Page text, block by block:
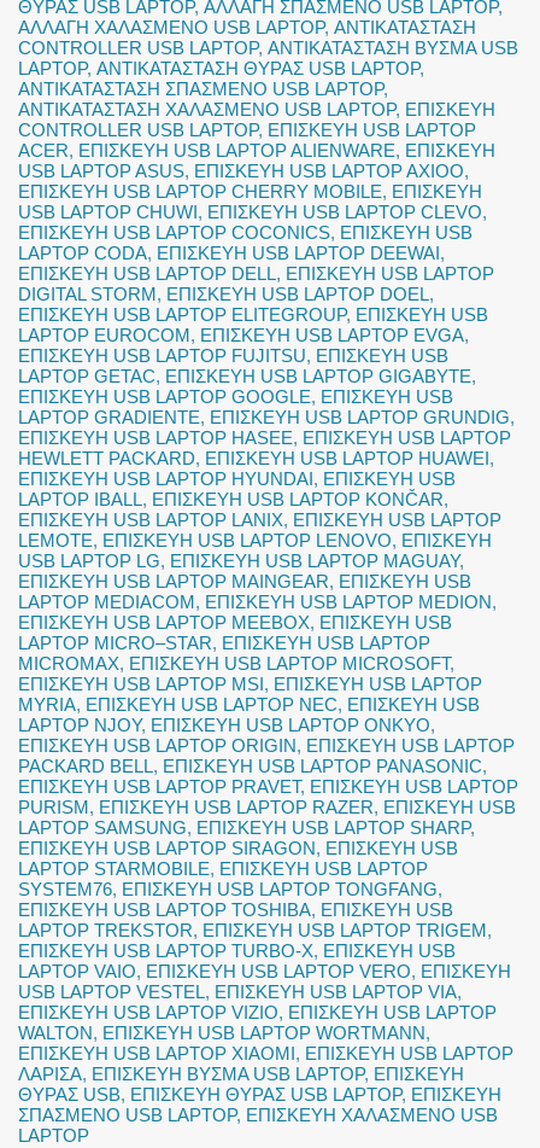
ΘΥΡΑΣ USB LAPTOP,ΑΛΛΑΓΗ ΣΠΑΣΜΕΝΟ USB LAPTOP,
ΑΛΛΑΓΗ ΧΑΛΑΣΜΕΝΟ USB LAPTOP,ΑΝΤΙΚΑΤΑΣΤΑΣΗ
CONTROLLER USB LAPTOP,ΑΝΤΙΚΑΤΑΣΤΑΣΗ ΒΥΣΜΑ USB
LAPTOP,ΑΝΤΙΚΑΤΑΣΤΑΣΗ ΘΥΡΑΣ USB LAPTOP,
ΑΝΤΙΚΑΤΑΣΤΑΣΗ ΣΠΑΣΜΕΝΟ USB LAPTOP,
ΑΝΤΙΚΑΤΑΣΤΑΣΗ ΧΑΛΑΣΜΕΝΟ USB LAPTOP, ΕΠΙΣΚΕΥΗ
CONTROLLER USB LAPTOP, ΕΠΙΣΚΕΥΗ USB LAPTOP
ACER, ΕΠΙΣΚΕΥΗ USB LAPTOP ALIENWARE, ΕΠΙΣΚΕΥΗ
USB LAPTOP ASUS, ΕΠΙΣΚΕΥΗ USB LAPTOP AXIOO,
ΕΠΙΣΚΕΥΗ USB LAPTOP CHERRY MOBILE, ΕΠΙΣΚΕΥΗ
USB LAPTOP CHUWI, ΕΠΙΣΚΕΥΗ USB LAPTOP CLEVO,
ΕΠΙΣΚΕΥΗ USB LAPTOP COCONICS, ΕΠΙΣΚΕΥΗ USB
LAPTOP CODA, ΕΠΙΣΚΕΥΗ USB LAPTOP DEEWAI,
ΕΠΙΣΚΕΥΗ USB LAPTOP DELL, ΕΠΙΣΚΕΥΗ USB LAPTOP
DIGITAL STORM, ΕΠΙΣΚΕΥΗ USB LAPTOP DOEL,
ΕΠΙΣΚΕΥΗ USB LAPTOP ELITEGROUP, ΕΠΙΣΚΕΥΗ USB
LAPTOP EUROCOM, ΕΠΙΣΚΕΥΗ USB LAPTOP EVGA,
ΕΠΙΣΚΕΥΗ USB LAPTOP FUJITSU, ΕΠΙΣΚΕΥΗ USB
LAPTOP GETAC, ΕΠΙΣΚΕΥΗ USB LAPTOP GIGABYTE,
ΕΠΙΣΚΕΥΗ USB LAPTOP GOOGLE, ΕΠΙΣΚΕΥΗ USB
LAPTOP GRADIENTE, ΕΠΙΣΚΕΥΗ USB LAPTOP GRUNDIG,
ΕΠΙΣΚΕΥΗ USB LAPTOP HASEE, ΕΠΙΣΚΕΥΗ USB LAPTOP
HEWLETT PACKARD, ΕΠΙΣΚΕΥΗ USB LAPTOP HUAWEI,
ΕΠΙΣΚΕΥΗ USB LAPTOP HYUNDAI, ΕΠΙΣΚΕΥΗ USB
LAPTOP IBALL, ΕΠΙΣΚΕΥΗ USB LAPTOP KONČAR,
ΕΠΙΣΚΕΥΗ USB LAPTOP LANIX, ΕΠΙΣΚΕΥΗ USB LAPTOP
LEMOTE, ΕΠΙΣΚΕΥΗ USB LAPTOP LENOVO, ΕΠΙΣΚΕΥΗ
USB LAPTOP LG, ΕΠΙΣΚΕΥΗ USB LAPTOP MAGUAY,
ΕΠΙΣΚΕΥΗ USB LAPTOP MAINGEAR, ΕΠΙΣΚΕΥΗ USB
LAPTOP MEDIACOM, ΕΠΙΣΚΕΥΗ USB LAPTOP MEDION,
ΕΠΙΣΚΕΥΗ USB LAPTOP MEEBOX, ΕΠΙΣΚΕΥΗ USB
LAPTOP MICRO–STAR, ΕΠΙΣΚΕΥΗ USB LAPTOP
MICROMAX, ΕΠΙΣΚΕΥΗ USB LAPTOP MICROSOFT,
ΕΠΙΣΚΕΥΗ USB LAPTOP MSI, ΕΠΙΣΚΕΥΗ USB LAPTOP
MYRIA, ΕΠΙΣΚΕΥΗ USB LAPTOP NEC, ΕΠΙΣΚΕΥΗ USB
LAPTOP NJOY, ΕΠΙΣΚΕΥΗ USB LAPTOP ONKYO,
ΕΠΙΣΚΕΥΗ USB LAPTOP ORIGIN, ΕΠΙΣΚΕΥΗ USB LAPTOP
PACKARD BELL, ΕΠΙΣΚΕΥΗ USB LAPTOP PANASONIC,
ΕΠΙΣΚΕΥΗ USB LAPTOP PRAVET, ΕΠΙΣΚΕΥΗ USB LAPTOP
PURISM, ΕΠΙΣΚΕΥΗ USB LAPTOP RAZER, ΕΠΙΣΚΕΥΗ USB
LAPTOP SAMSUNG, ΕΠΙΣΚΕΥΗ USB LAPTOP SHARP,
ΕΠΙΣΚΕΥΗ USB LAPTOP SIRAGON, ΕΠΙΣΚΕΥΗ USB
LAPTOP STARMOBILE, ΕΠΙΣΚΕΥΗ USB LAPTOP
SYSTEM76, ΕΠΙΣΚΕΥΗ USB LAPTOP TONGFANG,
ΕΠΙΣΚΕΥΗ USB LAPTOP TOSHIBA, ΕΠΙΣΚΕΥΗ USB
LAPTOP TREKSTOR, ΕΠΙΣΚΕΥΗ USB LAPTOP TRIGEM,
ΕΠΙΣΚΕΥΗ USB LAPTOP TURBO-X, ΕΠΙΣΚΕΥΗ USB
LAPTOP VAIO, ΕΠΙΣΚΕΥΗ USB LAPTOP VERO, ΕΠΙΣΚΕΥΗ
USB LAPTOP VESTEL, ΕΠΙΣΚΕΥΗ USB LAPTOP VIA,
ΕΠΙΣΚΕΥΗ USB LAPTOP VIZIO, ΕΠΙΣΚΕΥΗ USB LAPTOP
WALTON, ΕΠΙΣΚΕΥΗ USB LAPTOP WORTMANN,
ΕΠΙΣΚΕΥΗ USB LAPTOP XIAOMI, ΕΠΙΣΚΕΥΗ USB LAPTOP
ΛΑΡΙΣΑ, ΕΠΙΣΚΕΥΗ ΒΥΣΜΑ USB LAPTOP, ΕΠΙΣΚΕΥΗ
ΘΥΡΑΣ USB, ΕΠΙΣΚΕΥΗ ΘΥΡΑΣ USB LAPTOP, ΕΠΙΣΚΕΥΗ
ΣΠΑΣΜΕΝΟ USB LAPTOP, ΕΠΙΣΚΕΥΗ ΧΑΛΑΣΜΕΝΟ USB
LAPTOP